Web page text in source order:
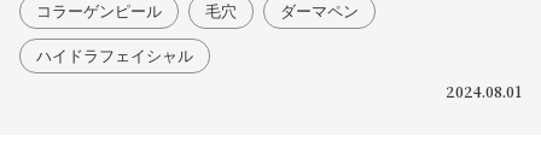
コラーゲンピール 毛穴 ダーマペン
ハイドラフェイシャル
2024.08.01